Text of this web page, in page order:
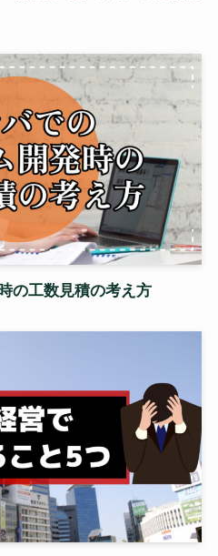
の工数見積の考え方